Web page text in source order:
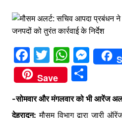
F
a
c
e
T
w
itt
er
W
h
at
s
M
e
s
Save
S
h
ar
-सोमवार और मंगलवार को भी आरेंज
देहरादून: मौसम विभाग द्वारा जारी